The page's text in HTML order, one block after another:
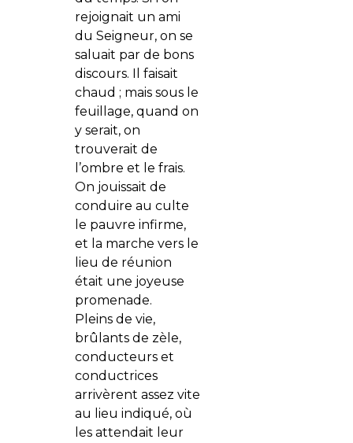
rejoignait un ami
du Seigneur, on se
saluait par de bons
discours. Il faisait
chaud ; mais sous le
feuillage, quand on
y serait, on
trouverait de
l’ombre et le frais.
On jouissait de
conduire au culte
le pauvre infirme,
et la marche vers le
lieu de réunion
était une joyeuse
promenade.
Pleins de vie,
brûlants de zèle,
conducteurs et
conductrices
arrivèrent assez vite
au lieu indiqué, où
les attendait leur